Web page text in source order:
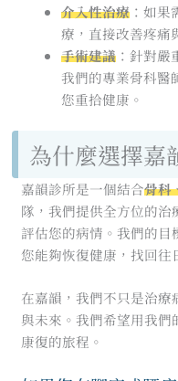
介入性治療：如果
療，直接改善疼痛
手術建議：針對嚴
我們的專業骨科醫
您重拾健康。
為什麼選擇嘉
嘉韻診所是一個結合骨科
隊，我們提供全方位的
評估您的病情。我們的
您能夠恢復健康，找回往
在嘉韻，我們不只是治
與未來。我們希望用我
康復的旅程。